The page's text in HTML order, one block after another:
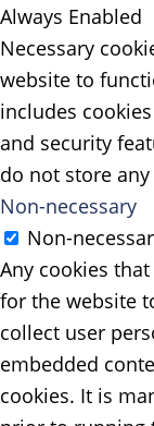
Always Enabled
Necessary
website to
includes
and security
do not store
Non-necessary
Non-
Any cookies
for the website
collect user
embedded
cookies. It is